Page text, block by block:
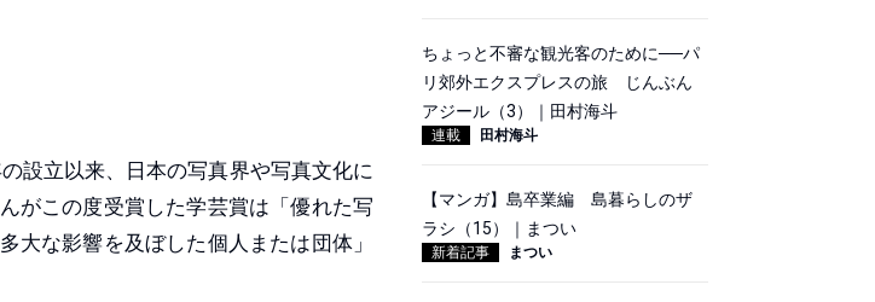
設立以来、日本の写真界や写真文化に
がこの度受賞した学芸賞は「優れた写
大な影響を及ぼした個人または団体」
ちょっと不審な観光客のために──パ
リ郊外エクスプレスの旅 じんぶん
アジール（3）｜田村海斗
連載 田村海斗
【マンガ】島卒業編 島暮らしのザ
ラシ（15）｜まつい
新着記事 まつい